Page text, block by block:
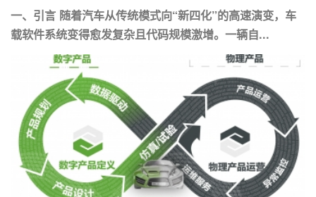
一、引言 随着汽车从传统模式向“新四化”的高速演变，车
载软件系统变得愈发复杂且代码规模激增。一辆自...